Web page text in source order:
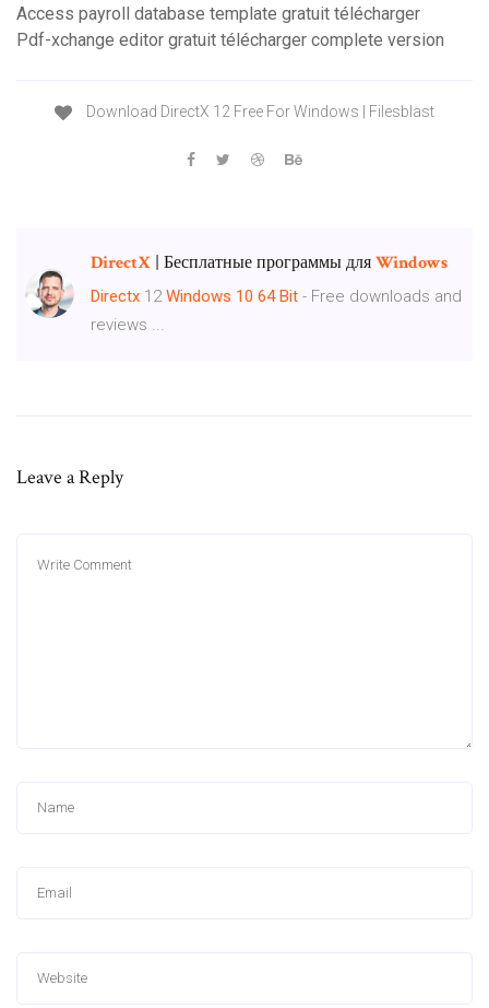
Access payroll database template gratuit télécharger
Pdf-xchange editor gratuit télécharger complete version
Download DirectX 12 Free For Windows | Filesblast
DirectX | Бесплатные программы дляWindows
Directx 12Windows 10 64 Bit - Free downloads and
reviews ...
Leave a Reply